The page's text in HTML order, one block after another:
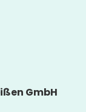
GmbH